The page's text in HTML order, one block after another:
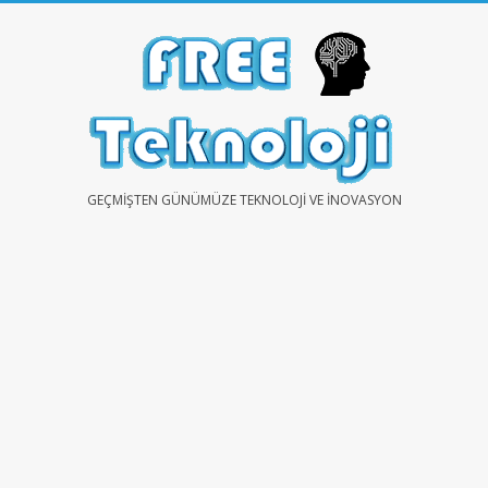
FREEGEÇMIŞTEN GÜNÜMÜZE TEKNOLOJI VE İNOVASYON